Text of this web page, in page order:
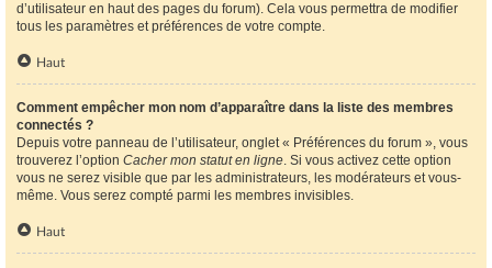
d’utilisateur en haut des pages du forum). Cela vous permettra de modifier
tous les paramètres et préférences de votre compte.
Haut
Comment empêcher mon nom d’apparaître dans la liste des membres
connectés ?
Depuis votre panneau de l’utilisateur, onglet « Préférences du forum », vous
trouverez l’option Cacher mon statut en ligne. Si vous activez cette option
vous ne serez visible que par les administrateurs, les modérateurs et vous-
même. Vous serez compté parmi les membres invisibles.
Haut